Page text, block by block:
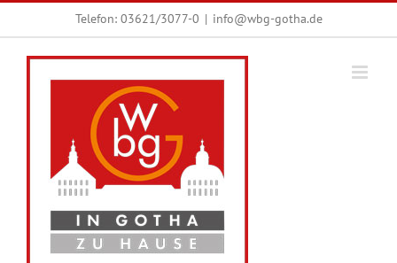
Inhalt
springen
Telefon: 03621/3077-0 | info@wbg-gotha.de